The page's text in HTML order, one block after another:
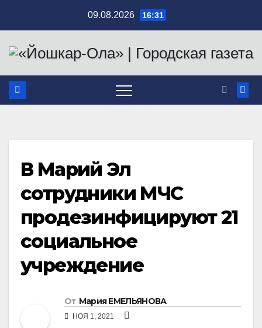
содержимому
09.08.2026 16:31
В Марий Эл
сотрудники МЧС
продезинфицируют 21
социальное
учреждение
От Мария ЕМЕЛЬЯНОВА
НОЯ 1, 2021